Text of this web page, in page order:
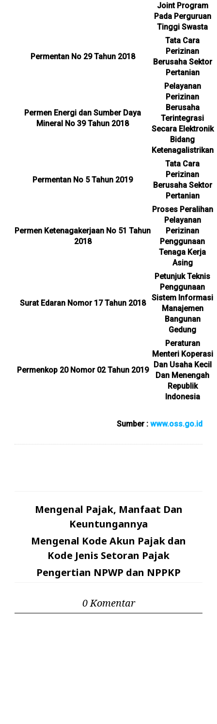
Joint Program
Pada Perguruan
Tinggi Swasta
Permentan No 29 Tahun 2018
Tata Cara
Perizinan
Berusaha Sektor
Pertanian
Permen Energi dan Sumber Daya
Mineral No 39 Tahun 2018
Pelayanan
Perizinan
Berusaha
Terintegrasi
Secara Elektronik
Bidang
Ketenagalistrikan
Permentan No 5 Tahun 2019
Tata Cara
Perizinan
Berusaha Sektor
Pertanian
Permen Ketenagakerjaan No 51 Tahun
2018
Proses Peralihan
Pelayanan
Perizinan
Penggunaan
Tenaga Kerja
Asing
Surat Edaran Nomor 17 Tahun 2018
Petunjuk Teknis
Penggunaan
Sistem Informasi
Manajemen
Bangunan
Gedung
Permenkop 20 Nomor 02 Tahun 2019
Peraturan
Menteri Koperasi
Dan Usaha Kecil
Dan Menengah
Republik
Indonesia
Sumber : www.oss.go.id
Mengenal Pajak, Manfaat Dan
Keuntungannya
Mengenal Kode Akun Pajak dan
Kode Jenis Setoran Pajak
Pengertian NPWP dan NPPKP
0 Komentar